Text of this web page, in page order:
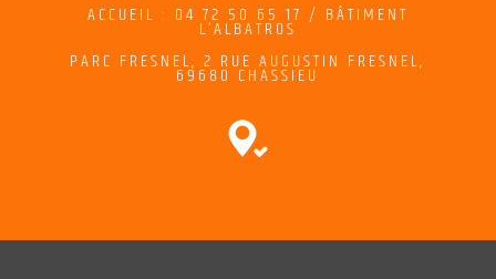
ACCUEIL : 04 72 50 65 17 / BÂTIMENT
L’ALBATROS
PARC FRESNEL, 2 RUE AUGUSTIN FRESNEL,
69680 CHASSIEU